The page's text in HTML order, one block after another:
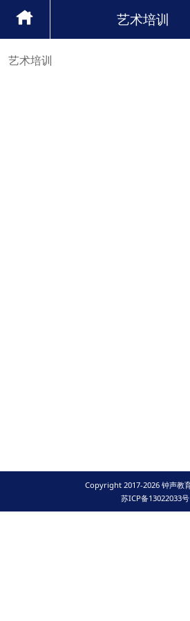
艺术培训
艺术培训
Copyright 2017-2026 钟声教
苏ICP备13022033号